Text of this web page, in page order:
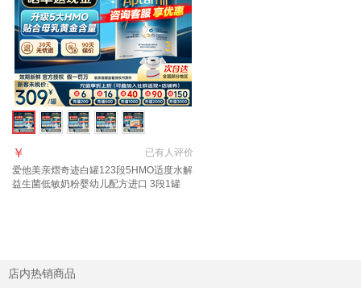
已有人评价
￥
爱他美亲熠奇迹白罐123段5HMO适度水解
益生菌低敏奶粉婴幼儿配方进口 3段1罐
店内热销商品